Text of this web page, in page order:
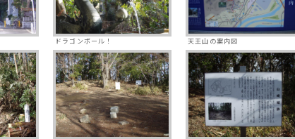
ドラゴンボール！ 天王山の案内図